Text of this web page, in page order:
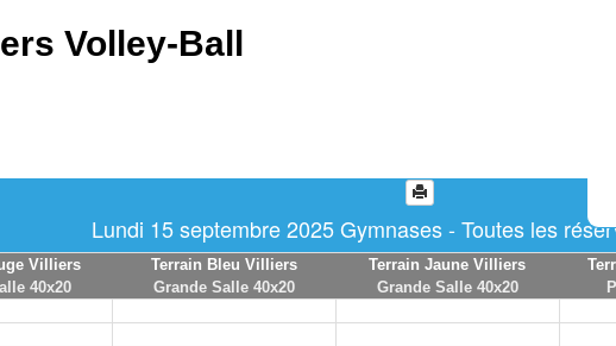
Volley-Ball
Lundi 15 septembre 2025 Gymnases - Toutes les
Villiers
40x20
Terrain Bleu Villiers
Grande Salle 40x20
Terrain Jaune Villiers
Grande Salle 40x20